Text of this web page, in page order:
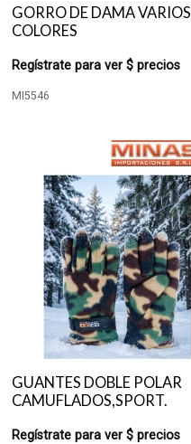
GORRO DE DAMA VARIOS
COLORES
Regístrate para ver $ precios
MI5546
GUANTES DOBLE POLAR
CAMUFLADOS,SPORT.
Regístrate para ver $ precios